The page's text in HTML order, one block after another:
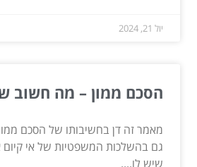
יול 21, 2024
הסכם ממון – מה חשוב
מאמר זה דן בחשיבותו של הסכם ממון
גם בהשלכות המשפטיות של אי
שיש לו....